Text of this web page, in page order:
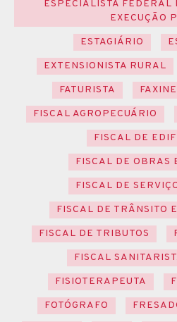
ESPECIALISTA FEDERAL
EXECUÇÃO
ESTAGIÁRIO
EXTENSIONISTA RURAL
FATURISTA
FISCAL AGROPECUÁRIO
FISCAL DE
FISCAL DE OBRAS
FISCAL DE
FISCAL DE TRÂNSITO
FISCAL DE TRIBUTOS
FISCAL
FISIOTERAPEUTA
FOTÓGRAFO